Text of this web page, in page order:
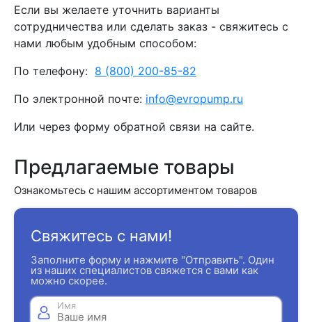
Если вы желаете уточнить варианты
сотрудничества или сделать заказ - свяжитесь с
нами любым удобным способом:
По телефону: 8 (800) 200-85-82
По электронной почте: info@evropump.ru
Или через форму обратной связи на сайте.
Предлагаемые товары
Ознакомьтесь с нашим ассортиментом товаров
Свяжитесь с нами!
Заполните форму и нажмите "Отправить". Один
из наших специалистов свяжется с вами как
можно скорее.
Имя